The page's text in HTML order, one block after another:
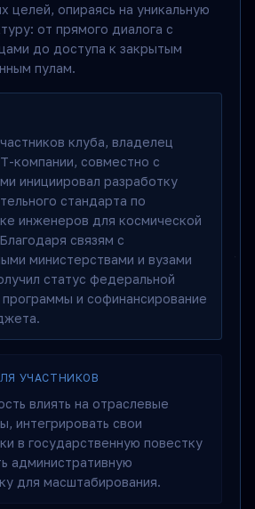
целей, опираясь на уникальную
от прямого диалога с
до доступа к закрытым
пулам.
клуба, владелец
компании, совместно с
инициировал разработку
стандарта по
инженеров для космической
связям с
министерствами и вузами
статус федеральной
программы и софинансирование
УЧАСТНИКОВ
влиять на отраслевые
интегрировать свои
в государственную повестку
административную
для масштабирования.